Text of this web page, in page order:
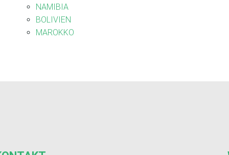
NAMIBIA
BOLIVIEN
MAROKKO